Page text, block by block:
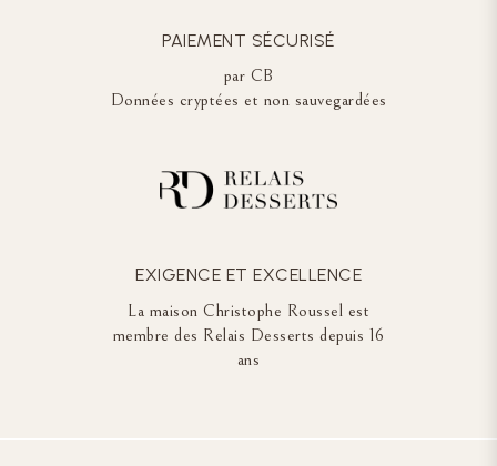
PAIEMENT SÉCURISÉ
par CB
Données cryptées et non sauvegardées
EXIGENCE ET EXCELLENCE
La maison Christophe Roussel est
membre des Relais Desserts depuis 16
ans